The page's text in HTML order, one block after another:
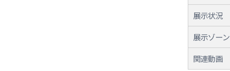
展示状況
展示ゾーン
関連動画